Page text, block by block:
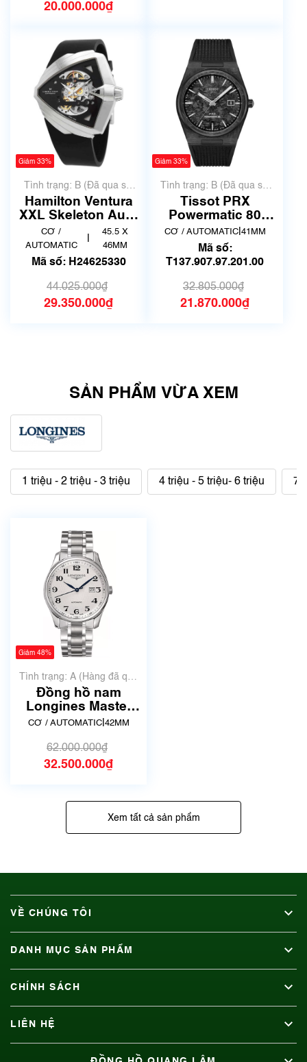
20.000.000₫
Giảm 33%
Tình trạng: B (Đã qua sử
dụng, hàng đẹp, có chút
xước dăm)
Hamilton Ventura
XXL Skeleton Auto
H24625330
CƠ /
AUTOMATIC
45.5 X
46MM
Mã số: H24625330
44.025.000₫
29.350.000₫
Giảm 33%
Tình trạng: B (Đã qua sử
dụng, hàng đẹp, có chút
xước dăm)
Tissot PRX
Powermatic 80
Forged Carbon
T137.907.97.201.00
CƠ / AUTOMATIC| 41MM
Mã số:
T137.907.97.201.00
32.805.000₫
21.870.000₫
SẢN PHẨM VỪA XEM
1 triệu - 2 triệu - 3 triệu 4 triệu - 5 triệu- 6 triệu 7
Giảm 48%
Tình trạng: A (Hàng đã qua
sử dụng nhưng rất đẹp,
không có xước)
Đồng hồ nam
Longines Master
Collection
qua sử dụng
CƠ / AUTOMATIC| 42MM
62.000.000₫
32.500.000₫
Xem tất cả sản phẩm
VỀ CHÚNG TÔI
DANH MỤC SẢN PHẨM
CHÍNH SÁCH
LIÊN HỆ